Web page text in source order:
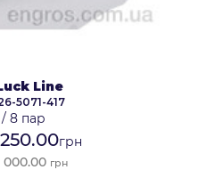
Line
5071-417
/ 8 пар
250.00грн
000.00 грн